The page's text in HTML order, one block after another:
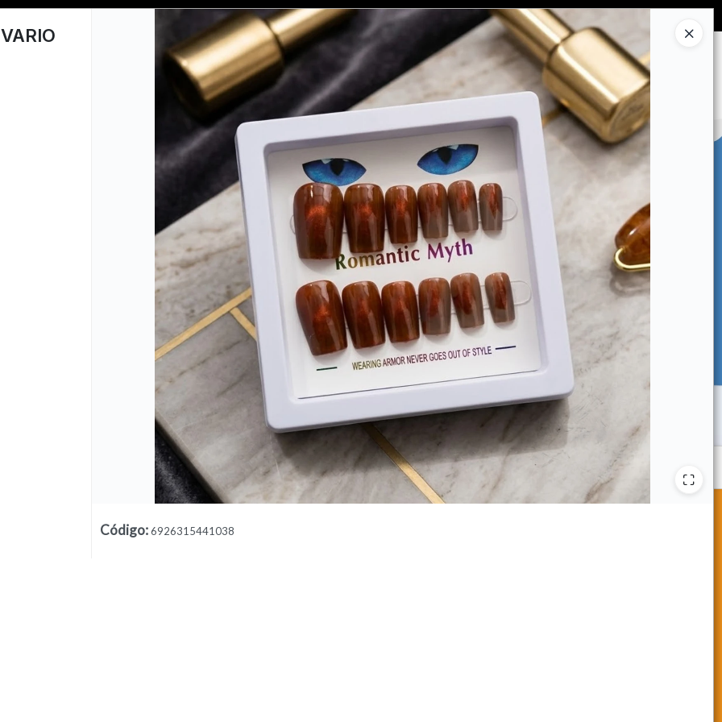
Código:6926315441038
📦 COMPRA MINIMA $50,000 📦
Ingresar a la Tienda
CÓMO COMPRAR CONTACTO